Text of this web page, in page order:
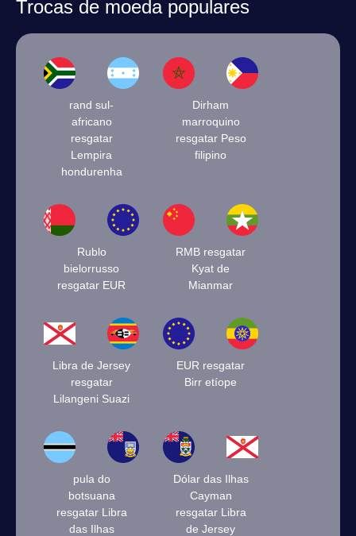
Trocas de moeda populares
rand sul-
africano
resgatar
Lempira
hondurenha
Dirham
marroquino
resgatar Peso
filipino
Rublo
bielorrusso
resgatar EUR
RMB resgatar
Kyat de
Mianmar
Libra de Jersey
resgatar
Lilangeni Suazi
EUR resgatar
Birr etíope
pula do
botsuana
resgatar Libra
das Ilhas
Dólar das Ilhas
Cayman
resgatar Libra
de Jersey